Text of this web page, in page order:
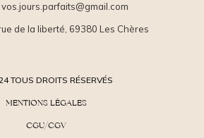
vos.jours.parfaits@gmail.com
de la liberté, 69380 Les Chères
TOUS DROITS RÉSERVÉS
MENTIONS LÉGALES
CGU/CGV